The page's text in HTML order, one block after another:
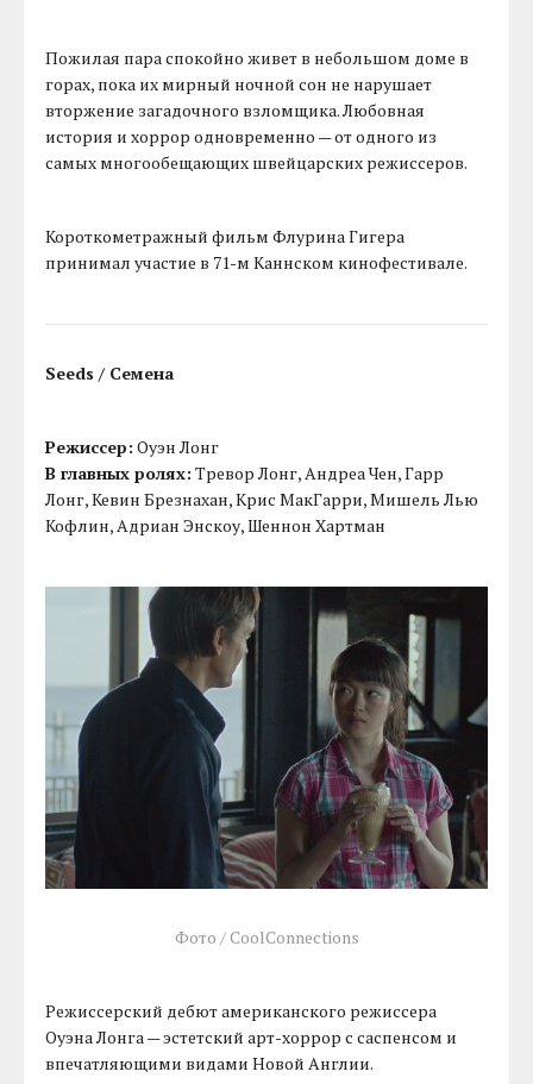
Пожилая пара спокойно живет в небольшом доме в
горах, пока их мирный ночной сон не нарушает
вторжение загадочного взломщика. Любовная
история и хоррор одновременно — от одного из
самых многообещающих швейцарских режиссеров.
Короткометражный фильм Флурина Гигера
принимал участие в 71-м Каннском кинофестивале.
Seeds / Семена
Режиссер: Оуэн Лонг
В главных ролях: Тревор Лонг, Андреа Чен, Гарр
Лонг, Кевин Брезнахан, Крис МакГарри, Мишель Лью
Кофлин, Адриан Энскоу, Шеннон Хартман
Фото / CoolConnections
Режиссерский дебют американского режиссера
Оуэна Лонга — эстетский арт-хоррор с саспенсом и
впечатляющими видами Новой Англии.